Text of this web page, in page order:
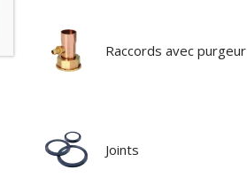
Raccords avec purgeur
Joints